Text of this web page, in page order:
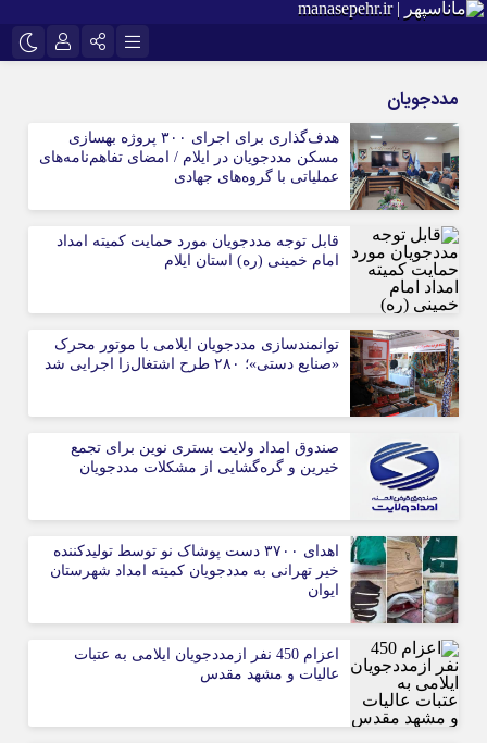
سروش
آپارات رمز عبور
مرا به خاطر بسپار
مددجویان
هدف‌گذاری برای اجرای ۳۰۰ پروژه بهسازی
مسکن مددجویان در ایلام / امضای تفاهم‌نامه‌های
عملیاتی با گروه‌های جهادی
قابل توجه مددجویان مورد حمایت کمیته امداد
امام خمینی (ره) استان ایلام
توانمندسازی مددجویان ایلامی با موتور محرک
«صنایع دستی»؛ ۲۸۰ طرح اشتغال‌زا اجرایی شد
صندوق امداد ولایت بستری نوین برای تجمع
خیرین و گره‌گشایی از مشکلات مددجویان
اهدای ۳۷۰۰ دست پوشاک نو توسط تولیدکننده
خیر تهرانی به مددجویان کمیته امداد شهرستان
ایوان
اعزام 450 نفر ازمددجویان ایلامی به عتبات
عالیات و مشهد مقدس